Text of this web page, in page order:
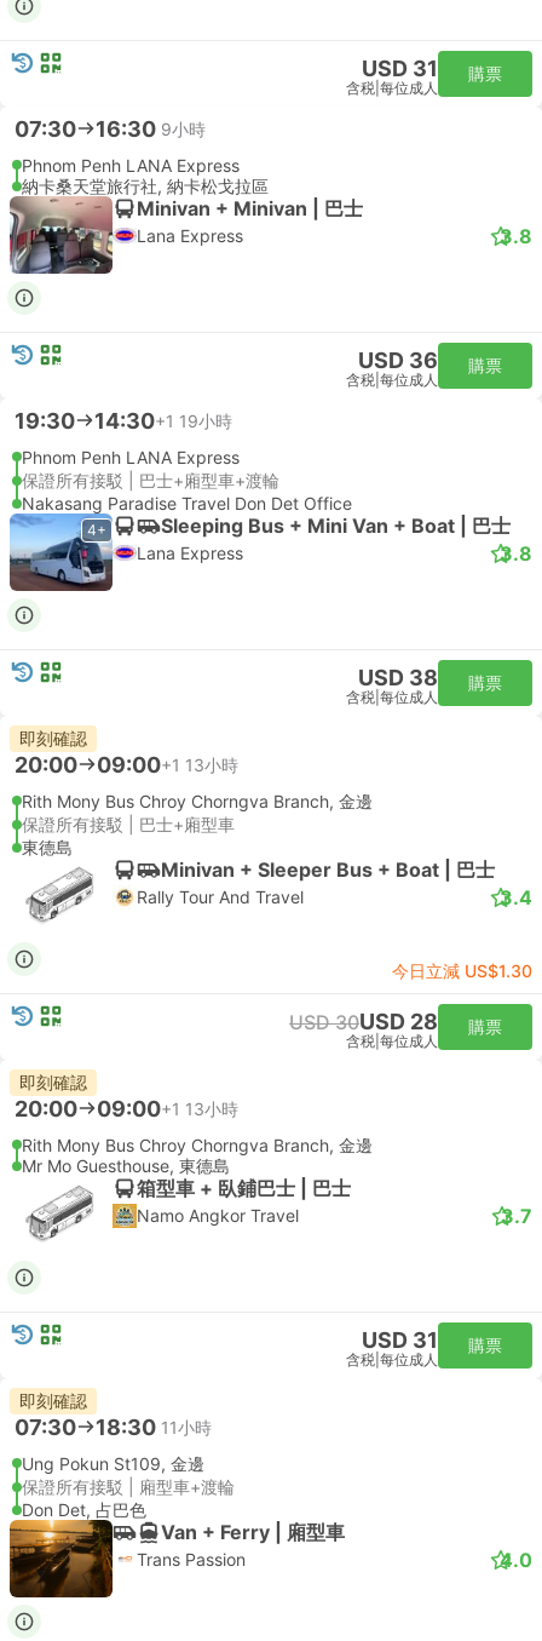
USD 31
含税 每位成人
購票
07:30 16:30 9小時
Phnom Penh LANA Express
納卡桑天堂旅行社, 納卡松戈拉區
Minivan + Minivan | 巴士
Lana Express 3.8
USD 36
含税 每位成人
購票
19:30 14:30+1 19小時
Phnom Penh LANA Express
保證所有接駁 | 巴士+廂型車+渡輪
Nakasang Paradise Travel Don Det Office
4+ Sleeping Bus + Mini Van + Boat | 巴士
Lana Express 3.8
USD 38
含税 每位成人
購票
即刻確認
20:00 09:00+1 13小時
Rith Mony Bus Chroy Chorngva Branch, 金邊
保證所有接駁 | 巴士+廂型車
東德島
Minivan + Sleeper Bus + Boat | 巴士
Rally Tour And Travel 3.4
今日立減 US$1.30
USD 30USD 28
含税 每位成人
購票
即刻確認
20:00 09:00+1 13小時
Rith Mony Bus Chroy Chorngva Branch, 金邊
Mr Mo Guesthouse, 東德島
箱型車 + 臥鋪巴士 | 巴士
Namo Angkor Travel 3.7
USD 31
含税 每位成人
購票
即刻確認
07:30 18:30 11小時
Ung Pokun St109, 金邊
保證所有接駁 | 廂型車+渡輪
Don Det, 占巴色
Van + Ferry | 廂型車
Trans Passion 4.0